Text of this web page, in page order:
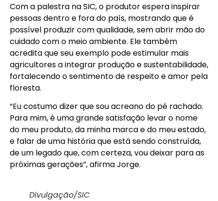
Com a palestra na SIC, o produtor espera inspirar
pessoas dentro e fora do país, mostrando que é
possível produzir com qualidade, sem abrir mão do
cuidado com o meio ambiente. Ele também
acredita que seu exemplo pode estimular mais
agricultores a integrar produção e sustentabilidade,
fortalecendo o sentimento de respeito e amor pela
floresta.
“Eu costumo dizer que sou acreano do pé rachado.
Para mim, é uma grande satisfação levar o nome
do meu produto, da minha marca e do meu estado,
e falar de uma história que está sendo construída,
de um legado que, com certeza, vou deixar para as
próximas gerações”, afirma Jorge.
Divulgação/SIC